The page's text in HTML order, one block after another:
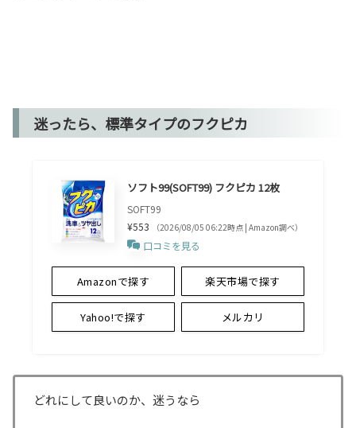
迷ったら、標準タイプのフクピカ
ソフト99(SOFT99) フクピカ 12枚
SOFT99
¥553
（2026/08/05 06:22時点 | Amazon調べ）
口コミを見る
Amazonで探す 楽天市場で探す
Yahoo!で探す メルカリ
どれにして良いのか、迷うなら